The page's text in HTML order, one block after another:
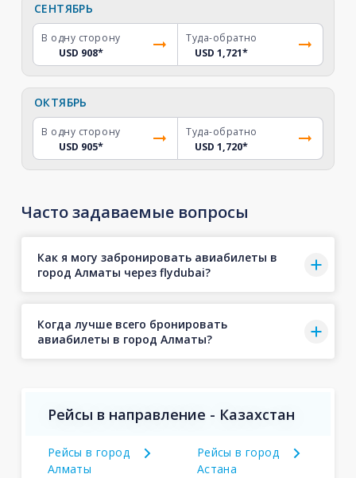
СЕНТЯБРЬ
В одну сторону
USD 908*
Туда-обратно
USD 1,721*
ОКТЯБРЬ
В одну сторону
USD 905*
Туда-обратно
USD 1,720*
Часто задаваемые вопросы
Как я могу забронировать авиабилеты в
город Алматы через flydubai?
Когда лучше всего бронировать
авиабилеты в город Алматы?
Рейсы в направление - Казахстан
Рейсы в город
Алматы
Рейсы в город
Астана